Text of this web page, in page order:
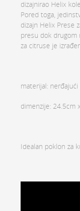
dizajnirao Helix
Pored toga,
dizajn Helix Prese
presu dok drugom
za citruse je
materijal:
dimenzije: 24.5cm
Idealan poklon za